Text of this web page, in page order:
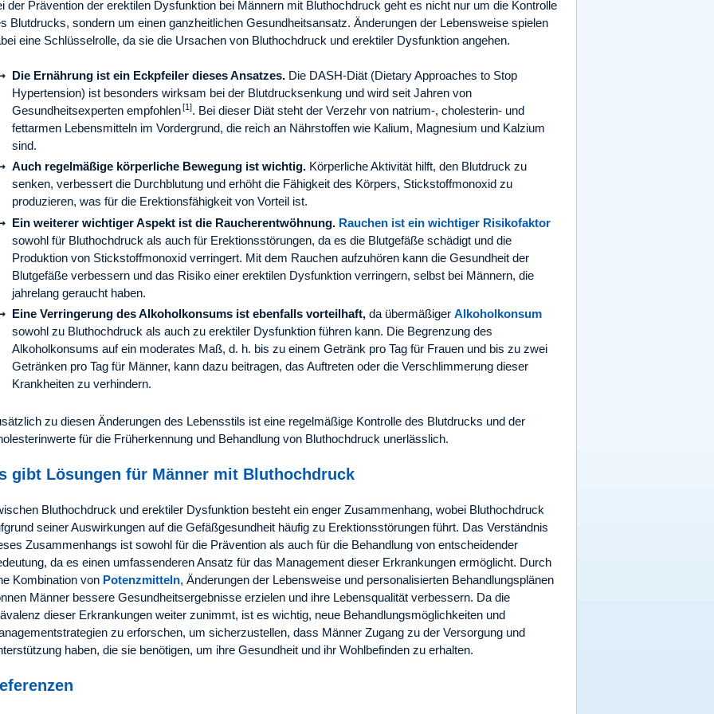
der Prävention der erektilen Dysfunktion bei Männern mit Bluthochdruck geht es nicht nur um die Kontrolle
Blutdrucks, sondern um einen ganzheitlichen Gesundheitsansatz. Änderungen der Lebensweise spielen
eine Schlüsselrolle, da sie die Ursachen von Bluthochdruck und erektiler Dysfunktion angehen.
Die Ernährung ist ein Eckpfeiler dieses Ansatzes. Die DASH-Diät (Dietary Approaches to Stop
Hypertension) ist besonders wirksam bei der Blutdrucksenkung und wird seit Jahren von
Gesundheitsexperten empfohlen[1]. Bei dieser Diät steht der Verzehr von natrium-, cholesterin- und
fettarmen Lebensmitteln im Vordergrund, die reich an Nährstoffen wie Kalium, Magnesium und Kalzium
sind.
Auch regelmäßige körperliche Bewegung ist wichtig. Körperliche Aktivität hilft, den Blutdruck zu
senken, verbessert die Durchblutung und erhöht die Fähigkeit des Körpers, Stickstoffmonoxid zu
produzieren, was für die Erektionsfähigkeit von Vorteil ist.
Ein weiterer wichtiger Aspekt ist die Raucherentwöhnung. Rauchen ist ein wichtiger Risikofaktor
sowohl für Bluthochdruck als auch für Erektionsstörungen, da es die Blutgefäße schädigt und die
Produktion von Stickstoffmonoxid verringert. Mit dem Rauchen aufzuhören kann die Gesundheit der
Blutgefäße verbessern und das Risiko einer erektilen Dysfunktion verringern, selbst bei Männern, die
jahrelang geraucht haben.
Eine Verringerung des Alkoholkonsums ist ebenfalls vorteilhaft, da übermäßiger Alkoholkonsum
sowohl zu Bluthochdruck als auch zu erektiler Dysfunktion führen kann. Die Begrenzung des
Alkoholkonsums auf ein moderates Maß, d. h. bis zu einem Getränk pro Tag für Frauen und bis zu zwei
Getränken pro Tag für Männer, kann dazu beitragen, das Auftreten oder die Verschlimmerung dieser
Krankheiten zu verhindern.
zu diesen Änderungen des Lebensstils ist eine regelmäßige Kontrolle des Blutdrucks und der
für die Früherkennung und Behandlung von Bluthochdruck unerlässlich.
gibt Lösungen für Männer mit Bluthochdruck
Bluthochdruck und erektiler Dysfunktion besteht ein enger Zusammenhang, wobei Bluthochdruck
seiner Auswirkungen auf die Gefäßgesundheit häufig zu Erektionsstörungen führt. Das Verständnis
Zusammenhangs ist sowohl für die Prävention als auch für die Behandlung von entscheidender
da es einen umfassenderen Ansatz für das Management dieser Erkrankungen ermöglicht. Durch
Kombination von Potenzmitteln, Änderungen der Lebensweise und personalisierten Behandlungsplänen
Männer bessere Gesundheitsergebnisse erzielen und ihre Lebensqualität verbessern. Da die
dieser Erkrankungen weiter zunimmt, ist es wichtig, neue Behandlungsmöglichkeiten und
zu erforschen, um sicherzustellen, dass Männer Zugang zu der Versorgung und
haben, die sie benötigen, um ihre Gesundheit und ihr Wohlbefinden zu erhalten.